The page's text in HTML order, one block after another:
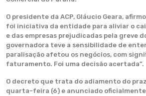
O presidente da ACP, Gláucio Geara,
foi iniciativa da entidade para aliviar o
e das empresas prejudicadas pela greve
governadora teve a sensibilidade de
paralisação afetou os negócios, com
faturamento. Foi uma decisão acertada”.
O decreto que trata do adiamento do
quarta-feira (6) e anunciado